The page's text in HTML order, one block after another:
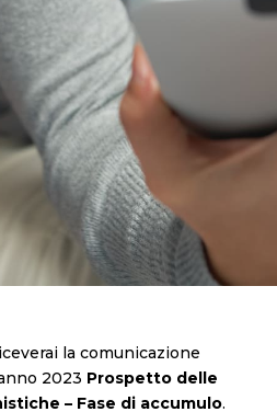
la comunicazione
2023 Prospetto delle
– Fase di accumulo.